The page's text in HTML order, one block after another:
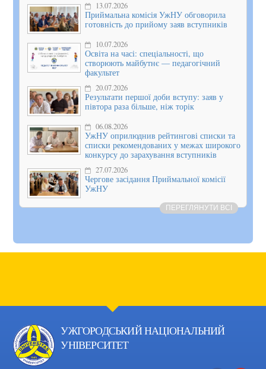
13.07.2026
Приймальна комісія УжНУ обговорила
готовність до прийому заяв вступників
10.07.2026
Освіта на часі: спеціальності, що
створюють майбутнє — педагогічний
факультет
20.07.2026
Результати першої доби вступу: заяв у
півтора раза більше, ніж торік
06.08.2026
УжНУ оприлюднив рейтингові списки та
списки рекомендованих у межах широкого
конкурсу до зарахування вступників
27.07.2026
Чергове засідання Приймальної комісії
УжНУ
ПЕРЕГЛЯНУТИ ВСІ
УЖГОРОДСЬКИЙ НАЦІОНАЛЬНИЙ
УНІВЕРСИТЕТ